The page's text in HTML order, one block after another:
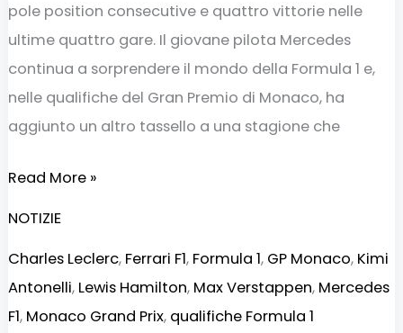
pole position consecutive e quattro vittorie nelle
ultime quattro gare. Il giovane pilota Mercedes
continua a sorprendere il mondo della Formula 1 e,
nelle qualifiche del Gran Premio di Monaco, ha
aggiunto un altro tassello a una stagione che
Read More »
NOTIZIE
Charles Leclerc, Ferrari F1, Formula 1, GP Monaco, Kimi
Antonelli, Lewis Hamilton, Max Verstappen, Mercedes
F1, Monaco Grand Prix, qualifiche Formula 1